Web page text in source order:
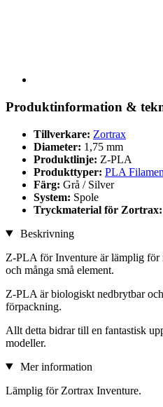
Produktinformation &
Tillverkare: Zortrax
Diameter: 1,75 mm
Produktlinje: Z-PLA
Produkttyper: PLA
Färg: Grå / Silver
System: Spole
Tryckmaterial för Zortrax:
Beskrivning
Z-PLA för Inventure är lämplig för
och många små element.
Z-PLA är biologiskt nedbrytbar
förpackning.
Allt detta bidrar till en fantastisk
modeller.
Mer information
Lämplig för Zortrax Inventure.